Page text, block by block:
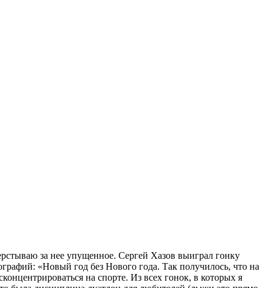
за нее упущенное. Сергей Хазов выиграл гонку
«Новый год без Нового года. Так получилось, что на
на спорте. Из всех гонок, в которых я